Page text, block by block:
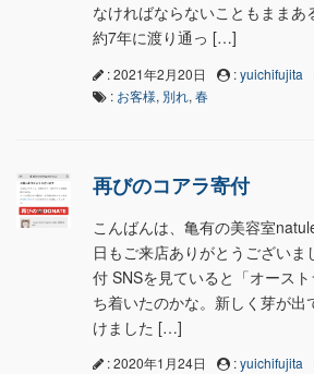
なければならないこともままあ
約7年に渡り通っ […]
: 2021年2月20日 :yuichifujita
: お客様, 別れ, 春
再びのコアラ寄付
こんばんは、亀有の美容室
日もご来店ありがとうござい
付 SNSを見ていると「オース
ち着いたのかな。新しく芽が出
けました […]
: 2020年1月24日 :yuichifujita